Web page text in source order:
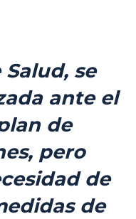
se
ante el
de
pero
de
de